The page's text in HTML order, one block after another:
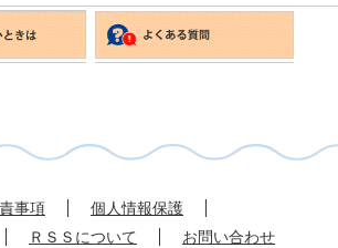
事項
個人情報保護
ＲＳＳについて お問い合わせ